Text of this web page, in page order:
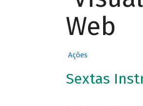
Web
Ações
Sextas